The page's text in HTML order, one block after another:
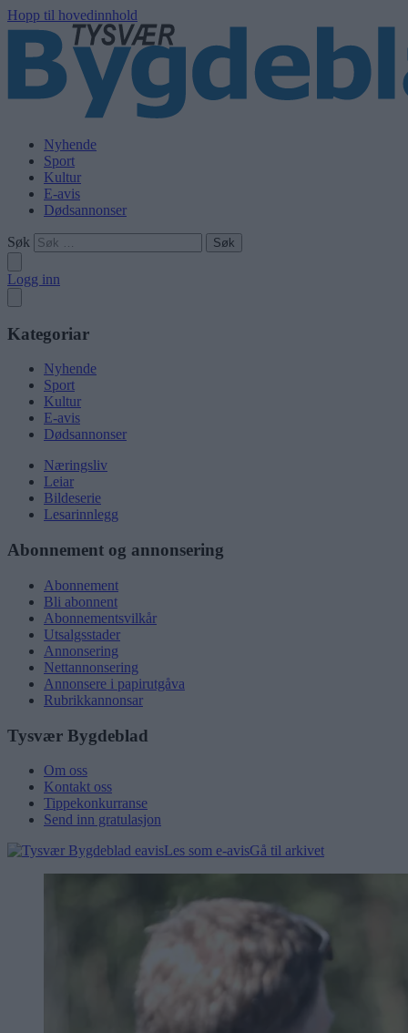
Hopp til hovedinnhold
Nyhende
Sport
Kultur
E-avis
Dødsannonser
Søk
Logg inn
Kategoriar
Nyhende
Sport
Kultur
E-avis
Dødsannonser
Næringsliv
Leiar
Bildeserie
Lesarinnlegg
Abonnement og annonsering
Abonnement
Bli abonnent
Abonnementsvilkår
Utsalgsstader
Annonsering
Nettannonsering
Annonsere i papirutgåva
Rubrikkannonsar
Tysvær Bygdeblad
Om oss
Kontakt oss
Tippekonkurranse
Send inn gratulasjon
Les som e-avisGå til arkivet